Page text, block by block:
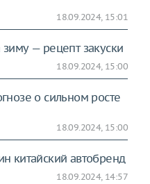
18.09.2024, 15:01
— рецепт закуски
18.09.2024, 15:00
о сильном росте
18.09.2024, 15:00
китайский автобренд
18.09.2024, 14:57